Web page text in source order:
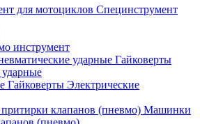
Специнструмент
инструмент
Гайковерты
Электрические
Машинки